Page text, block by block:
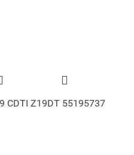
CDTI Z19DT 55195737